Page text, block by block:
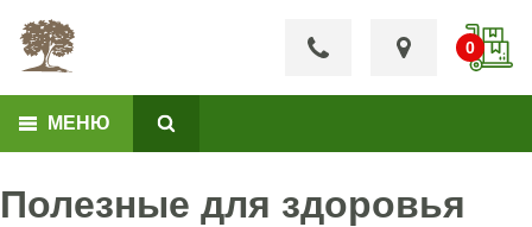
МЕНЮ
Полезные для здоровья